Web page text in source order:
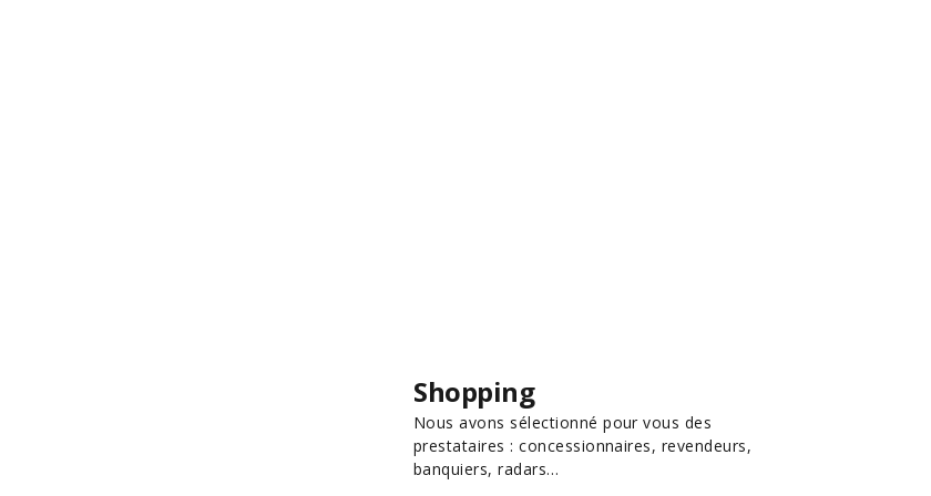
Shopping
Nous avons sélectionné pour vous des
prestataires : concessionnaires, revendeurs,
banquiers, radars…